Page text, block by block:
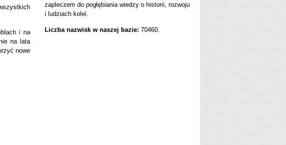
i na
na lata
nowe
zapleczem do pogłębiania wiedzy o historii, rozwoju
i ludziach kolei.
Liczba nazwisk w naszej bazie: 70460.